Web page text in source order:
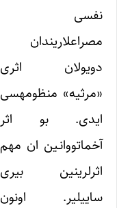
نفسی
مصراعلاریندان
دویولان اثری
«مرثیه» منظومه‎سی
ایدی. بو اثر
آخماتووانـین ان مهم
اثرلری‎نین بیری
ساییلیر. اونون